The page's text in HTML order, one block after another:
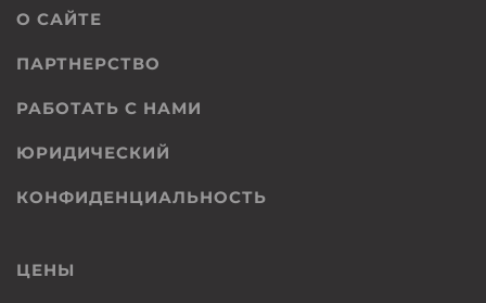
О САЙТЕ
ПАРТНЕРСТВО
РАБОТАТЬ С НАМИ
ЮРИДИЧЕСКИЙ
КОНФИДЕНЦИАЛЬНОСТЬ
ЦЕНЫ